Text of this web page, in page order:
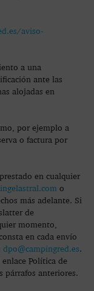
aviso-
a una
ante las
alojadas en
por ejemplo a
o factura por
en cualquier
o
más adelante. Si
de
momento,
en cada envío
dpo@campingred.es.
Política de
párrafos anteriores.